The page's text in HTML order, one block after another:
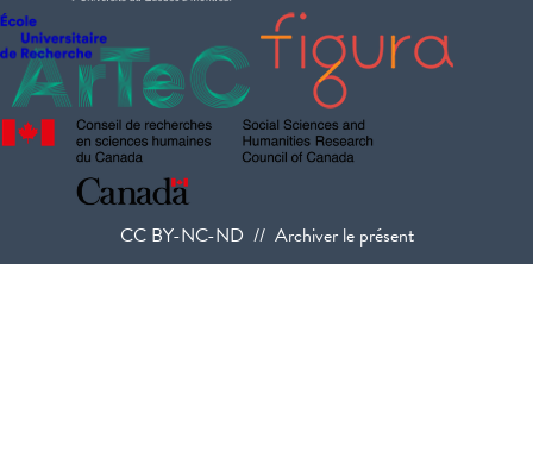
CC BY-NC-ND // Archiver le présent